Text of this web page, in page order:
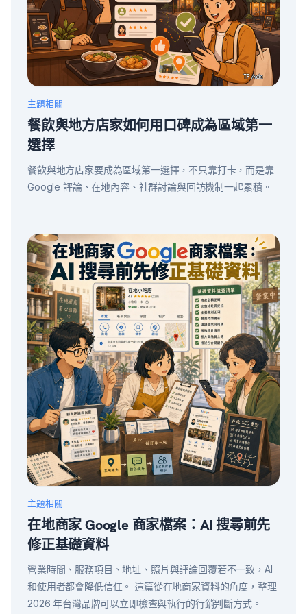
主題相關
餐飲與地方店家如何用口碑成為區域第一
選擇
餐飲與地方店家要成為區域第一選擇，不只靠打卡，而是靠
Google 評論、在地內容、社群討論與回訪機制一起累積。
主題相關
在地商家 Google 商家檔案：AI 搜尋前先
修正基礎資料
營業時間、服務項目、地址、照片與評論回覆若不一致，AI
和使用者都會降低信任。 這篇從在地商家資料的角度，整理
2026 年台灣品牌可以立即檢查與執行的行銷判斷方式。